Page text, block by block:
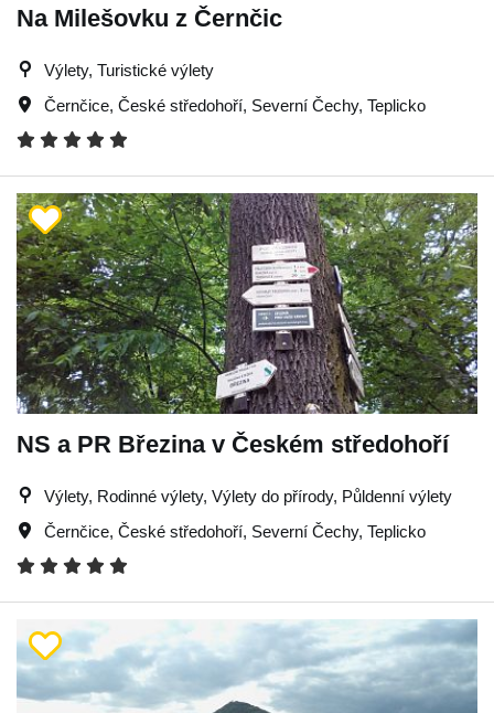
Na Milešovku z Černčic
Výlety, Turistické výlety
Černčice, České středohoří, Severní Čechy, Teplicko
NS a PR Březina v Českém středohoří
Výlety, Rodinné výlety, Výlety do přírody, Půldenní výlety
Černčice, České středohoří, Severní Čechy, Teplicko